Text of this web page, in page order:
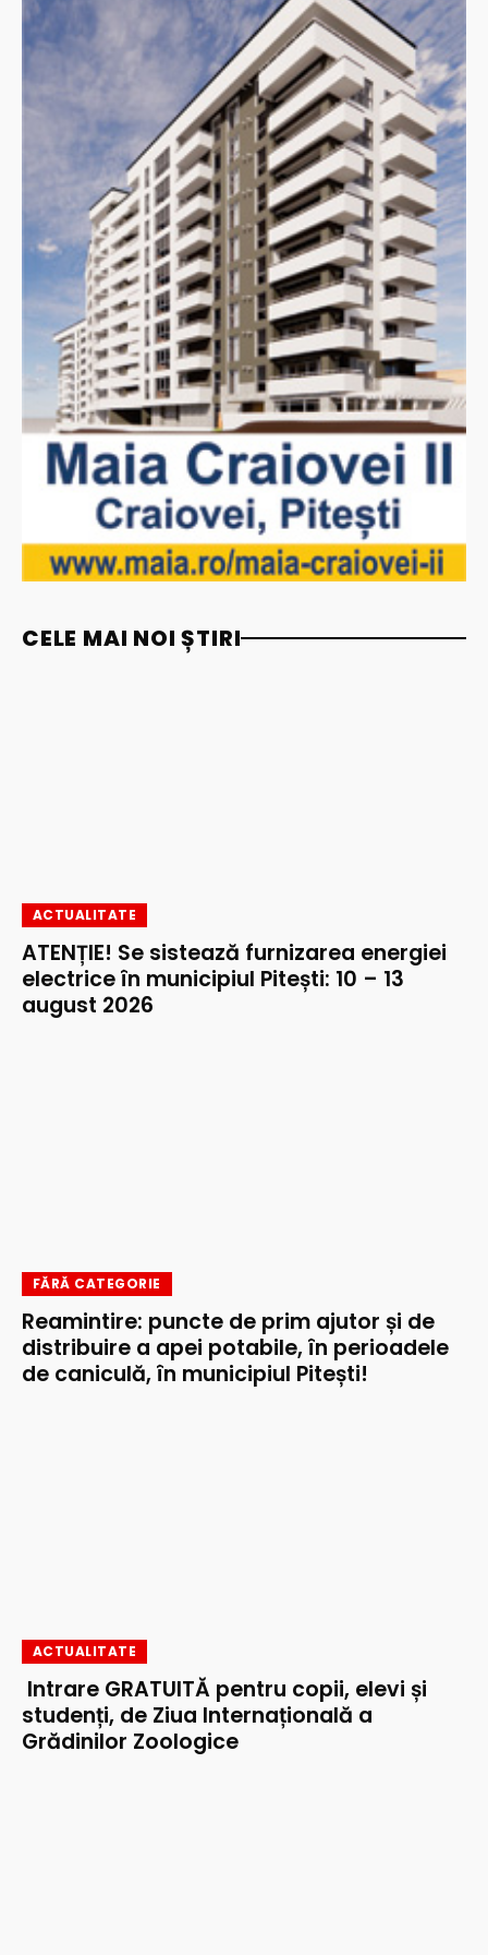
CELE MAI NOI ȘTIRI
ACTUALITATE
ATENȚIE! Se sistează furnizarea energiei
electrice în municipiul Pitești: 10 – 13
august 2026
FĂRĂ CATEGORIE
Reamintire: puncte de prim ajutor și de
distribuire a apei potabile, în perioadele
de caniculă, în municipiul Pitești!
ACTUALITATE
Intrare GRATUITĂ pentru copii, elevi și
studenți, de Ziua Internațională a
Grădinilor Zoologice